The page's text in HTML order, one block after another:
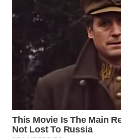
WAHANANEWS
WAHANANEWS
CO ID
WAHANA